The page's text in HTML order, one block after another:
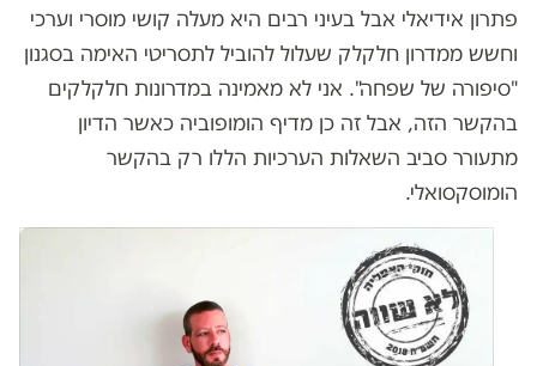
פתרון אידיאלי אבל בעיני רבים היא מעלה קושי מוסרי וערכי
וחשש ממדרון חלקלק שעלול להוביל לתסריטי האימה בסגנון
"סיפורה של שפחה". אני לא מאמינה במדרונות חלקלקים
בהקשר הזה, אבל זה כן מדיף הומופוביה כאשר הדיון
מתעורר סביב השאלות הערכיות הללו רק בהקשר
הומוסקסואלי.